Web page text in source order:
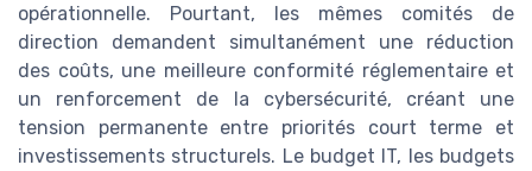
opérationnelle. Pourtant, les mêmes comités de
direction demandent simultanément une réduction
des coûts, une meilleure conformité réglementaire et
un renforcement de la cybersécurité, créant une
tension permanente entre priorités court terme et
investissements structurels. Le budget IT, les budgets